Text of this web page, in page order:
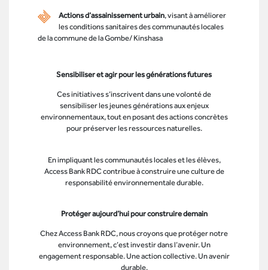
Actions d’assainissement urbain, visant à améliorer
les conditions sanitaires des communautés locales
de la commune de la Gombe/ Kinshasa
Sensibiliser et agir pour les générations futures
Ces initiatives s’inscrivent dans une volonté de
sensibiliser les jeunes générations aux enjeux
environnementaux, tout en posant des actions concrètes
pour préserver les ressources naturelles.
En impliquant les communautés locales et les élèves,
Access Bank RDC contribue à construire une culture de
responsabilité environnementale durable.
Protéger aujourd’hui pour construire demain
Chez Access Bank RDC, nous croyons que protéger notre
environnement, c’est investir dans l’avenir. Un
engagement responsable. Une action collective. Un avenir
durable.